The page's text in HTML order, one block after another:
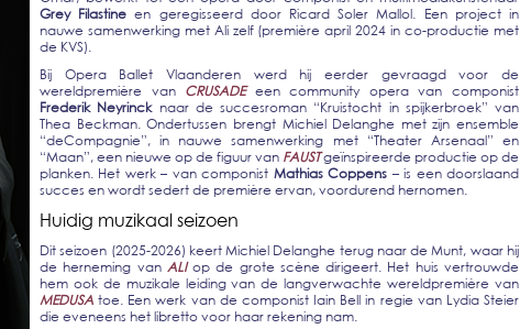
Grey Filastine en geregisseerd door Ricard Soler Mallol. Een project in
nauwe samenwerking met Ali zelf (première april 2024 in co-productie met
de KVS).
Bij Opera Ballet Vlaanderen werd hij eerder gevraagd voor de
wereldpremière van CRUSADEeen community opera van componist
Frederik Neyrincknaar de succesroman “Kruistocht in spijkerbroek” van
Thea Beckman. Ondertussen brengt Michiel Delanghe met zijn ensemble
“deCompagnie”, in nauwe samenwerking met “Theater Arsenaal” en
“Maan”, een nieuwe op de figuur van FAUSTgeïnspireerde productie op de
planken. Het werk – van componist Mathias Coppens – is een doorslaand
succes en wordt sedert de première ervan, voordurend hernomen.
Huidig muzikaal seizoen
Dit seizoen (2025-2026) keert Michiel Delanghe terug naar de Munt, waar hij
de herneming van ALIop de grote scène dirigeert. Het huis vertrouwde
hem ook de muzikale leiding van de langverwachte wereldpremière van
MEDUSA toe. Een werk van de componist Iain Bell in regie van Lydia Steier
die eveneens het libretto voor haar rekening nam.